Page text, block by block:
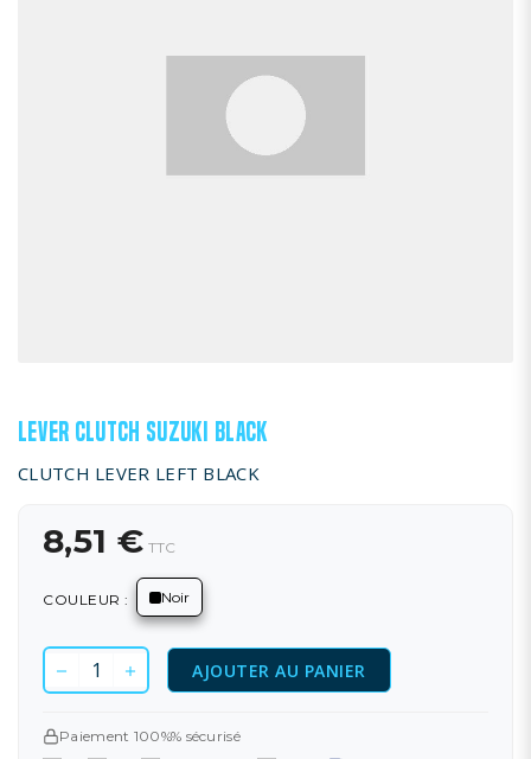
LEVER CLUTCH SUZUKI BLACK
CLUTCH LEVER LEFT BLACK
8,51 € TTC
COULEUR : Noir
AJOUTER AU PANIER
Paiement 100%% sécurisé